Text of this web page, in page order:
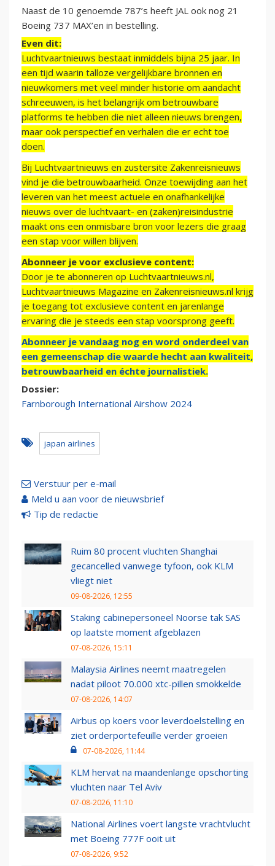
Naast de 10 genoemde 787’s heeft JAL ook nog 21
Boeing 737 MAX’en in bestelling.
Even dit:
Luchtvaartnieuws bestaat inmiddels bijna 25 jaar. In
een tijd waarin talloze vergelijkbare bronnen en
nieuwkomers met veel minder historie om aandacht
schreeuwen, is het belangrijk om betrouwbare
platforms te hebben die niet alleen nieuws brengen,
maar ook perspectief en verhalen die er echt toe
doen.
Bij Luchtvaartnieuws en zustersite Zakenreisnieuws
vind je die betrouwbaarheid. Onze toewijding aan het
leveren van het meest actuele en onafhankelijke
nieuws over de luchtvaart- en (zaken)reisindustrie
maakt ons een onmisbare bron voor lezers die graag
een stap voor willen blijven.
Abonneer je voor exclusieve content:
Door je te abonneren op Luchtvaartnieuws.nl,
Luchtvaartnieuws Magazine en Zakenreisnieuws.nl krijg
je toegang tot exclusieve content en jarenlange
ervaring die je steeds een stap voorsprong geeft.
Abonneer je vandaag nog en word onderdeel van
een gemeenschap die waarde hecht aan kwaliteit,
betrouwbaarheid en échte journalistiek.
Dossier:
Farnborough International Airshow 2024
japan airlines
Verstuur per e-mail
Meld u aan voor de nieuwsbrief
Tip de redactie
Ruim 80 procent vluchten Shanghai
gecancelled vanwege tyfoon, ook KLM
vliegt niet
09-08-2026, 12:55
Staking cabinepersoneel Noorse tak SAS
op laatste moment afgeblazen
07-08-2026, 15:11
Malaysia Airlines neemt maatregelen
nadat piloot 70.000 xtc-pillen smokkelde
07-08-2026, 14:07
Airbus op koers voor leverdoelstelling en
ziet orderportefeuille verder groeien
07-08-2026, 11:44
KLM hervat na maandenlange opschorting
vluchten naar Tel Aviv
07-08-2026, 11:10
National Airlines voert langste vrachtvlucht
met Boeing 777F ooit uit
07-08-2026, 9:52